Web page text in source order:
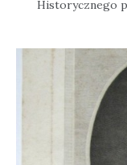
Historycznego